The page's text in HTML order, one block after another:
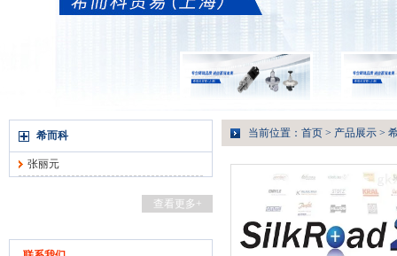
希而科
张丽元
查看更多+
当前位置： 首页 > 产品展示 >